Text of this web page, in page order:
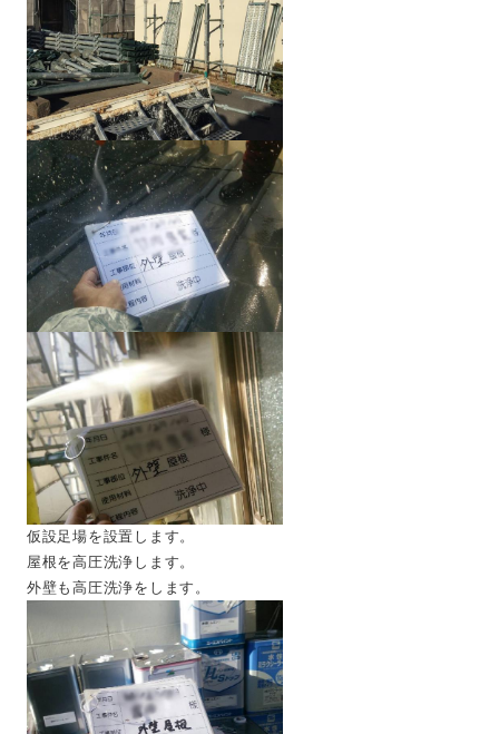
仮設足場を設置します。
屋根を高圧洗浄します。
外壁も高圧洗浄をします。